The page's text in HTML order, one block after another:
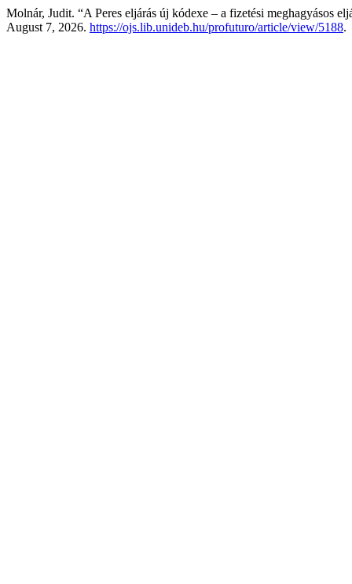
Molnár, Judit. “A Peres eljárás új kódexe – a fizetési meghagyásos
August 7, 2026. https://ojs.lib.unideb.hu/profuturo/article/view/5188.